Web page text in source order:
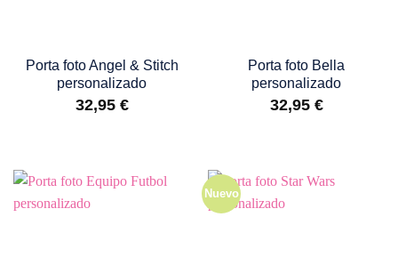
Porta foto Angel & Stitch
personalizado
32,95 €
Porta foto Bella
personalizado
32,95 €
Nuevo